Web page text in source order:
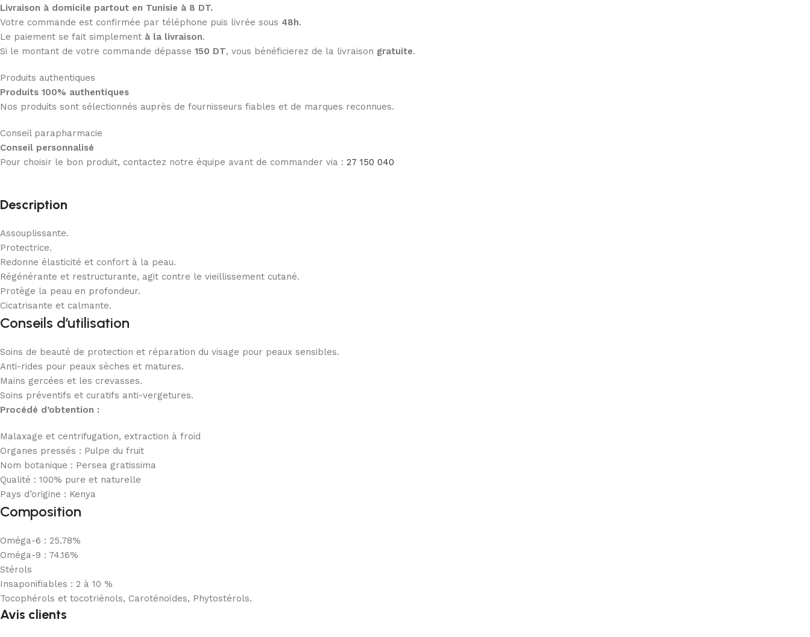
Livraison à domicile partout en Tunisie à 8 DT.
Votre commande est confirmée par téléphone puis livrée sous 48h.
Le paiement se fait simplement à la livraison.
Si le montant de votre commande dépasse 150 DT, vous bénéficierez de la livraison gratuite.
Produits authentiques
Produits 100% authentiques
Nos produits sont sélectionnés auprès de fournisseurs fiables et de marques reconnues.
Conseil parapharmacie
Conseil personnalisé
Pour choisir le bon produit, contactez notre équipe avant de commander via : 27 150 040
Description
Assouplissante.
Protectrice.
Redonne élasticité et confort à la peau.
Régénérante et restructurante, agit contre le vieillissement cutané.
Protège la peau en profondeur.
Cicatrisante et calmante.
Conseils d’utilisation
Soins de beauté de protection et réparation du visage pour peaux sensibles.
Anti-rides pour peaux sèches et matures.
Mains gercées et les crevasses.
Soins préventifs et curatifs anti-vergetures.
Procédé d’obtention :
Malaxage et centrifugation, extraction à froid
Organes pressés : Pulpe du fruit
Nom botanique : Persea gratissima
Qualité : 100% pure et naturelle
Pays d’origine : Kenya
Composition
Oméga-6 : 25.78%
Oméga-9 : 74.16%
Stérols
Insaponifiables : 2 à 10 %
Tocophérols et tocotriénols, Caroténoïdes, Phytostérols.
Avis clients